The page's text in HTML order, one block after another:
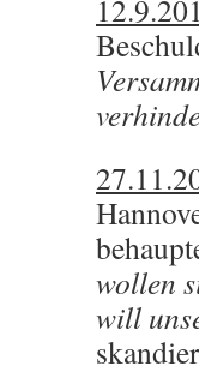
wollen
will